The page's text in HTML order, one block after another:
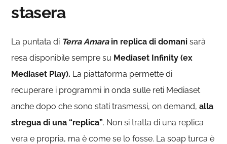
stasera
La puntata di Terra Amarain replica di domani sarà
resa disponibile sempre su Mediaset Infinity (ex
Mediaset Play). La piattaforma permette di
recuperare i programmi in onda sulle reti Mediaset
anche dopo che sono stati trasmessi, on demand,alla
stregua di una “replica”. Non si tratta di una replica
vera e propria, ma è come se lo fosse. La soap turca è